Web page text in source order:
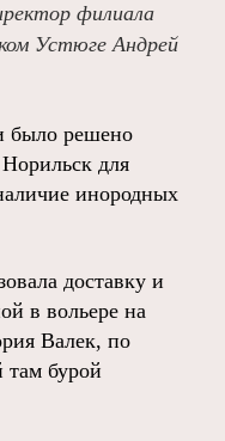
филиала
Устюге Андрей
было решено
для
инородных
доставку и
в вольере на
Валек, по
там бурой